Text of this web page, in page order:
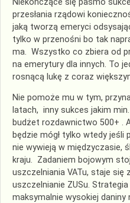
przesłania rządowi
jaką tworzą emeryci
tylko w przenośni bo tak
ma. Wszystko co zbiera od
na emerytury dla innych. To
rosnącą lukę z coraz
Nie pomoże mu w tym,
latach, inny sukces jakim
budżet rozdawnictwo 500+ .
będzie mógł tylko wtedy
nie wywieją w międzyczasie,
kraju. Zadaniem bojowym
uszczelniania VATu, staje się
uszczelnianie ZUSu.
maksymalnie wysokiej daniny